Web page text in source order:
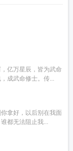
亿万星辰，皆为武命
成武命修士。传...
拿好，以后别在我面
都无法阻止我...